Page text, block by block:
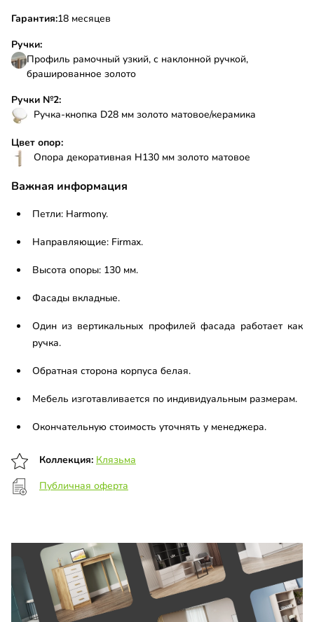
Гарантия:18 месяцев
Ручки:
Профиль рамочный узкий, с наклонной ручкой,
брашированное золото
Ручки №2:
Ручка-кнопка D28 мм золото матовое/керамика
Цвет опор:
Опора декоративная Н130 мм золото матовое
Важная информация
Петли: Harmony.
Направляющие: Firmax.
Высота опоры: 130 мм.
Фасады вкладные.
Один из вертикальных профилей фасада работает как
ручка.
Обратная сторона корпуса белая.
Мебель изготавливается по индивидуальным размерам.
Окончательную стоимость уточнять у менеджера.
Коллекция: Клязьма
Публичная оферта